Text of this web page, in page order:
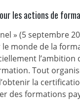
les actions de
» (5 septembre
le monde de la
l’ambition
Tout
la
des formations